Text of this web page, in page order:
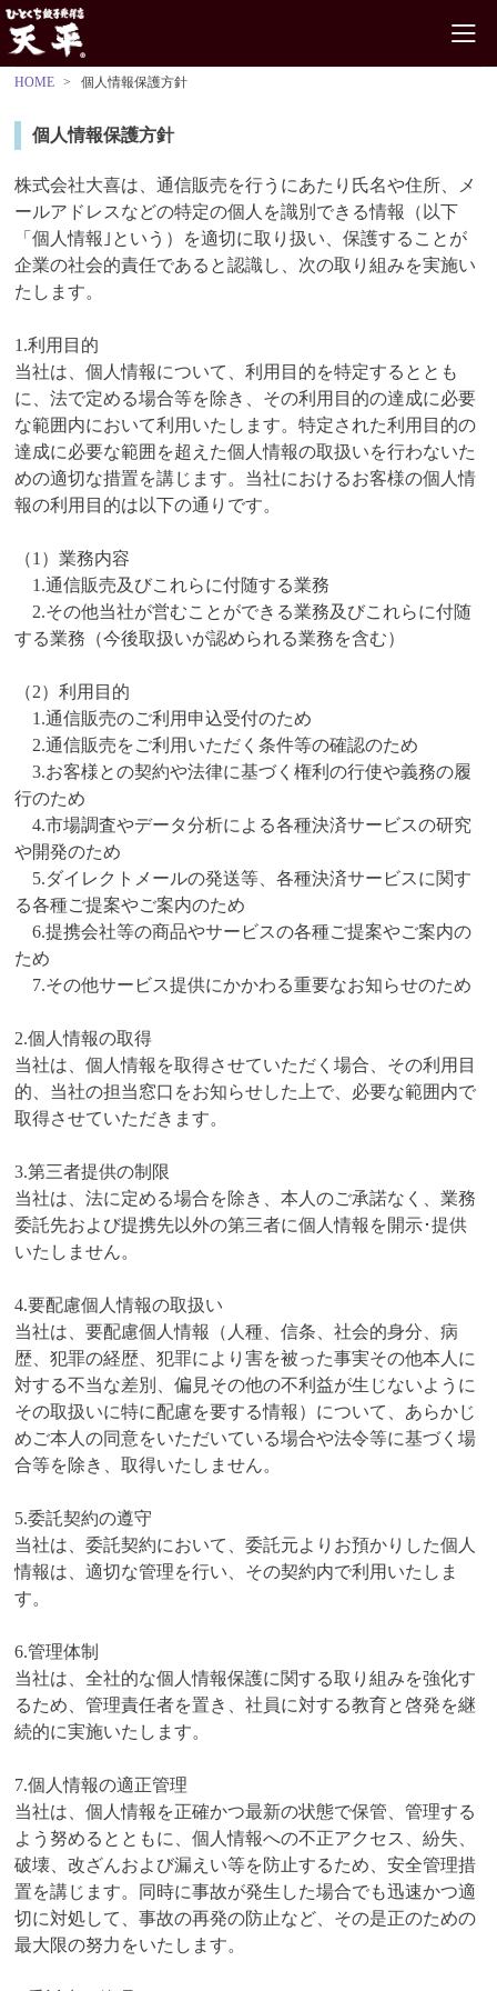
HOME 個人情報保護方針
個人情報保護方針
株式会社大喜は、通信販売を行うにあたり氏名や住所、メ
ールアドレスなどの特定の個人を識別できる情報（以下
「個人情報｣という）を適切に取り扱い、保護することが
企業の社会的責任であると認識し、次の取り組みを実施い
たします。
1.利用目的
当社は、個人情報について、利用目的を特定するととも
に、法で定める場合等を除き、その利用目的の達成に必要
な範囲内において利用いたします。特定された利用目的の
達成に必要な範囲を超えた個人情報の取扱いを行わないた
めの適切な措置を講じます。当社におけるお客様の個人情
報の利用目的は以下の通りです。
（1）業務内容
1.通信販売及びこれらに付随する業務
2.その他当社が営むことができる業務及びこれらに付随
する業務（今後取扱いが認められる業務を含む）
（2）利用目的
1.通信販売のご利用申込受付のため
2.通信販売をご利用いただく条件等の確認のため
3.お客様との契約や法律に基づく権利の行使や義務の履
行のため
4.市場調査やデータ分析による各種決済サービスの研究
や開発のため
5.ダイレクトメールの発送等、各種決済サービスに関す
る各種ご提案やご案内のため
6.提携会社等の商品やサービスの各種ご提案やご案内の
ため
7.その他サービス提供にかかわる重要なお知らせのため
2.個人情報の取得
当社は、個人情報を取得させていただく場合、その利用目
的、当社の担当窓口をお知らせした上で、必要な範囲内で
取得させていただきます。
3.第三者提供の制限
当社は、法に定める場合を除き、本人のご承諾なく、業務
委託先および提携先以外の第三者に個人情報を開示･提供
いたしません。
4.要配慮個人情報の取扱い
当社は、要配慮個人情報（人種、信条、社会的身分、病
歴、犯罪の経歴、犯罪により害を被った事実その他本人に
対する不当な差別、偏見その他の不利益が生じないように
その取扱いに特に配慮を要する情報）について、あらかじ
めご本人の同意をいただいている場合や法令等に基づく場
合等を除き、取得いたしません。
5.委託契約の遵守
当社は、委託契約において、委託元よりお預かりした個人
情報は、適切な管理を行い、その契約内で利用いたしま
す。
6.管理体制
当社は、全社的な個人情報保護に関する取り組みを強化す
るため、管理責任者を置き、社員に対する教育と啓発を継
続的に実施いたします。
7.個人情報の適正管理
当社は、個人情報を正確かつ最新の状態で保管、管理する
よう努めるとともに、個人情報への不正アクセス、紛失、
破壊、改ざんおよび漏えい等を防止するため、安全管理措
置を講じます。同時に事故が発生した場合でも迅速かつ適
切に対処して、事故の再発の防止など、その是正のための
最大限の努力をいたします。